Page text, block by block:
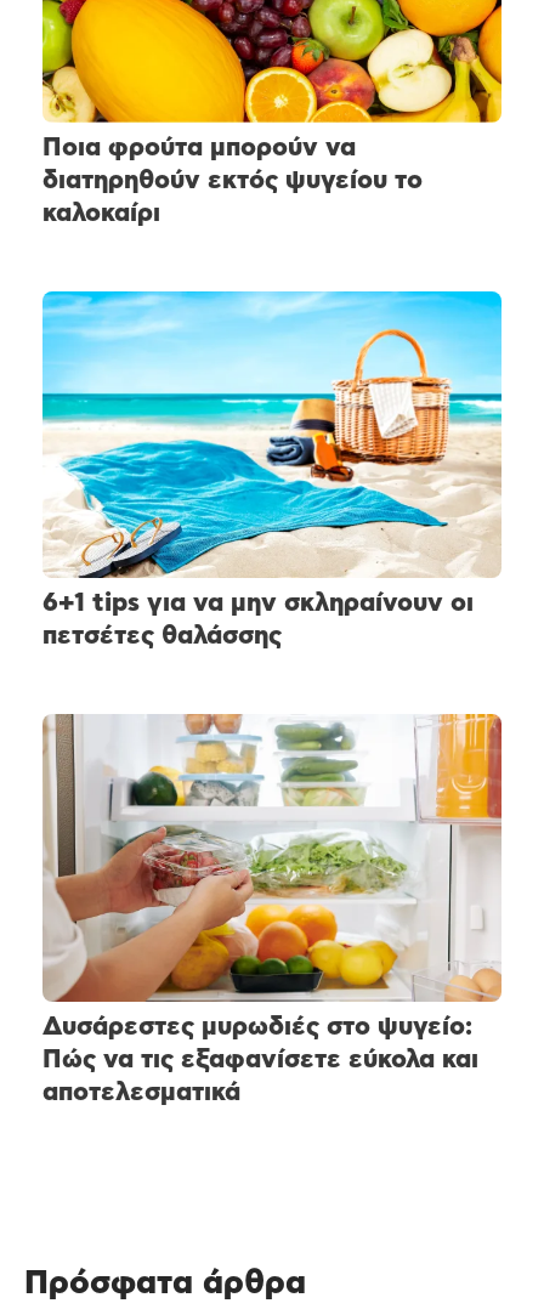
Ποια φρούτα μπορούν να
διατηρηθούν εκτός ψυγείου το
καλοκαίρι
6+1 tips για να μην σκληραίνουν οι
πετσέτες θαλάσσης
Δυσάρεστες μυρωδιές στο ψυγείο:
Πώς να τις εξαφανίσετε εύκολα και
αποτελεσματικά
Πρόσφατα άρθρα